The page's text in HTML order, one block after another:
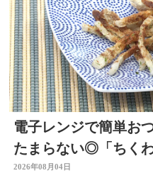
電子レンジで簡単お
たまらない◎「ちく
キッチン別府ちゃん～
2026年08月04日